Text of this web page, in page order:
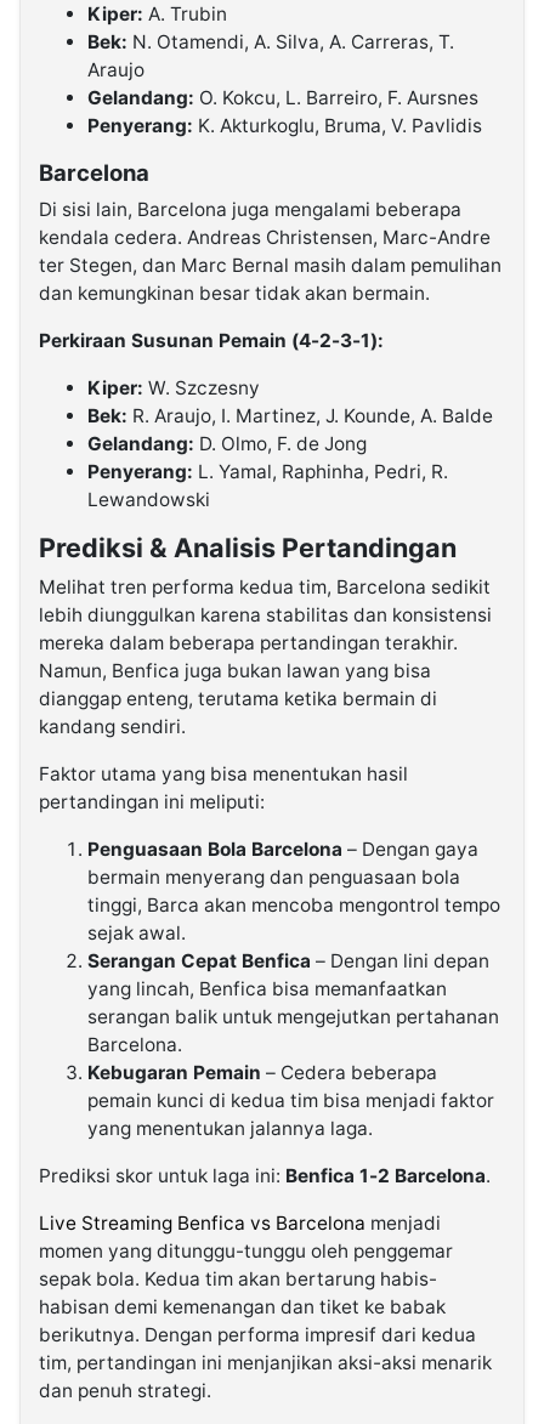
Kiper: A. Trubin
Bek: N. Otamendi, A. Silva, A. Carreras, T.
Araujo
Gelandang: O. Kokcu, L. Barreiro, F. Aursnes
Penyerang: K. Akturkoglu, Bruma, V. Pavlidis
Barcelona
Di sisi lain, Barcelona juga mengalami beberapa
kendala cedera. Andreas Christensen, Marc-Andre
ter Stegen, dan Marc Bernal masih dalam pemulihan
dan kemungkinan besar tidak akan bermain.
Perkiraan Susunan Pemain (4-2-3-1):
Kiper: W. Szczesny
Bek: R. Araujo, I. Martinez, J. Kounde, A. Balde
Gelandang: D. Olmo, F. de Jong
Penyerang: L. Yamal, Raphinha, Pedri, R.
Lewandowski
Prediksi & Analisis Pertandingan
Melihat tren performa kedua tim, Barcelona sedikit
lebih diunggulkan karena stabilitas dan konsistensi
mereka dalam beberapa pertandingan terakhir.
Namun, Benfica juga bukan lawan yang bisa
dianggap enteng, terutama ketika bermain di
kandang sendiri.
Faktor utama yang bisa menentukan hasil
pertandingan ini meliputi:
Penguasaan Bola Barcelona – Dengan gaya
bermain menyerang dan penguasaan bola
tinggi, Barca akan mencoba mengontrol tempo
sejak awal.
Serangan Cepat Benfica – Dengan lini depan
yang lincah, Benfica bisa memanfaatkan
serangan balik untuk mengejutkan pertahanan
Barcelona.
Kebugaran Pemain – Cedera beberapa
pemain kunci di kedua tim bisa menjadi faktor
yang menentukan jalannya laga.
Prediksi skor untuk laga ini: Benfica 1-2 Barcelona.
Live Streaming Benfica vs Barcelona menjadi
momen yang ditunggu-tunggu oleh penggemar
sepak bola. Kedua tim akan bertarung habis-
habisan demi kemenangan dan tiket ke babak
berikutnya. Dengan performa impresif dari kedua
tim, pertandingan ini menjanjikan aksi-aksi menarik
dan penuh strategi.